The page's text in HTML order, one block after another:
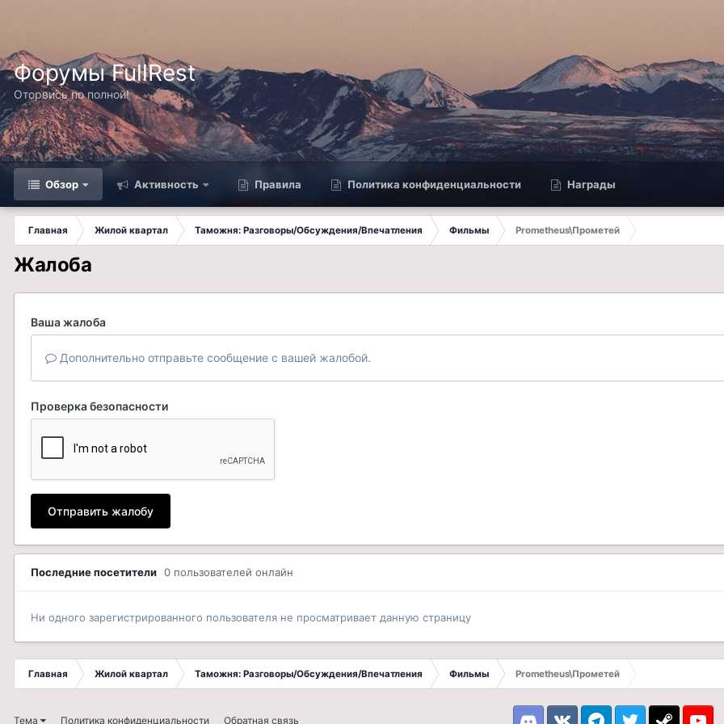
Форумы FullRest
Оторвись по полной!
Обзор Активность Правила Политика конфиденциальности Награды
Главная Жилой квартал Таможня: Разговоры/Обсуждения/Впечатления Фильмы
Prometheus\Прометей
Жалоба
Ваша жалоба
Дополнительно отправьте сообщение с вашей жалобой.
Проверка безопасности
Отправить жалобу
Последние посетители 0 пользователей онлайн
Ни одного зарегистрированного пользователя не просматривает данную страницу
Главная Жилой квартал Таможня: Разговоры/Обсуждения/Впечатления Фильмы Prometheus\Прометей
Тема Политика конфиденциальности Обратная связь